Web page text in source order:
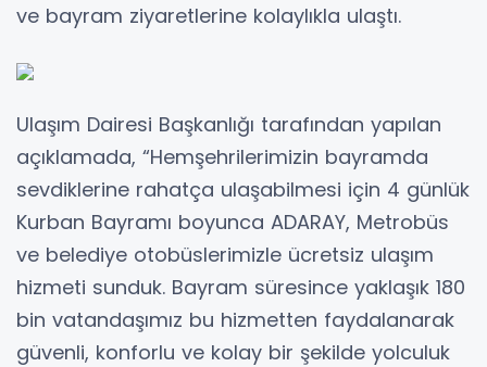
ve bayram ziyaretlerine kolaylıkla ulaştı.
Ulaşım Dairesi Başkanlığı tarafından yapılan
açıklamada, “Hemşehrilerimizin bayramda
sevdiklerine rahatça ulaşabilmesi için 4 günlük
Kurban Bayramı boyunca ADARAY, Metrobüs
ve belediye otobüslerimizle ücretsiz ulaşım
hizmeti sunduk. Bayram süresince yaklaşık 180
bin vatandaşımız bu hizmetten faydalanarak
güvenli, konforlu ve kolay bir şekilde yolculuk